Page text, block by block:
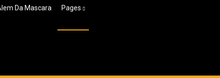
Da Mascara Pages